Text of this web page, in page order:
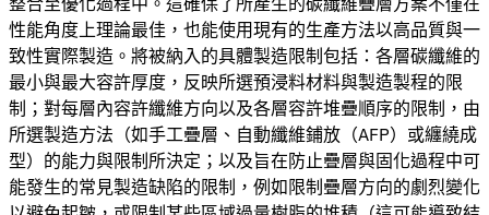
性能角度上理論最佳，也能使用現有的生產方法以高品質與一
致性實際製造。將被納入的具體製造限制包括：各層碳纖維的
最小與最大容許厚度，反映所選預浸料材料與製造製程的限
制；對每層內容許纖維方向以及各層容許堆疊順序的限制，由
所選製造方法（如手工疊層、自動纖維鋪放（AFP）或纏繞成
型）的能力與限制所決定；以及旨在防止疊層與固化過程中可
能發生的常見製造缺陷的限制，例如限制疊層方向的劇烈變化